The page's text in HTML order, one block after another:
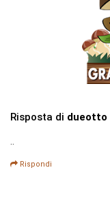
Risposta di dueotto
..
Rispondi